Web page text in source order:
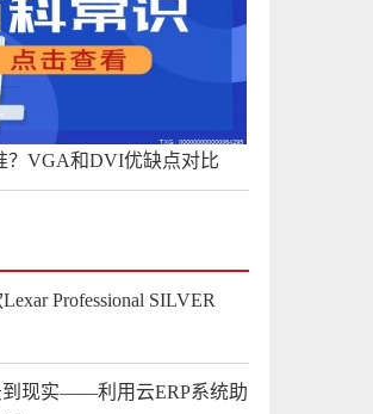
？VGA和DVI优缺点对比
Professional SILVER
到现实——利用云ERP系统助